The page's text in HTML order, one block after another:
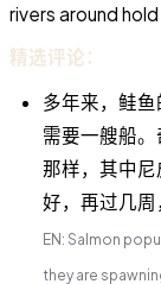
rivers around
精选评论：
多年来，鲑
需要一艘船
那样，其中
好，再过几周
EN: Salmon
they are